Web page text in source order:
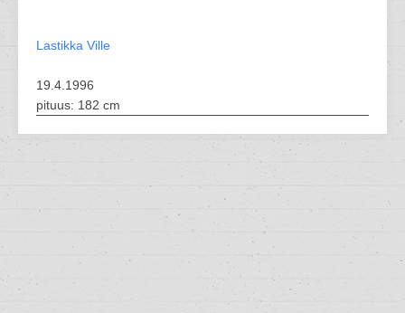
Lastikka Ville
19.4.1996
pituus: 182 cm